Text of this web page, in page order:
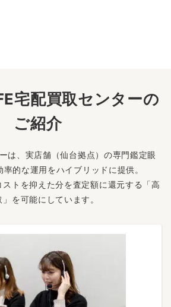
宅配買取センターの
ご紹介
は、実店舗（仙台拠点）の専門鑑定眼
率的な運用をハイブリッドに提供。
トを抑えた分を査定額に還元する「高
を可能にしています。